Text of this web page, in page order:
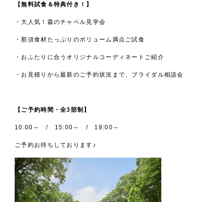
【無料試食＆特典付き！】
・大人気！森のチャペル見学会
・那須食材たっぷりのボリューム満点ご試食
・おふたりに合うオリジナルコーディネートご紹介
・お見積りから最新のご予約状況まで、ブライダル相談会
【ご予約時間・全3部制】
10:00～ / 15:00～ / 18:00～
ご予約お待ちしております♪